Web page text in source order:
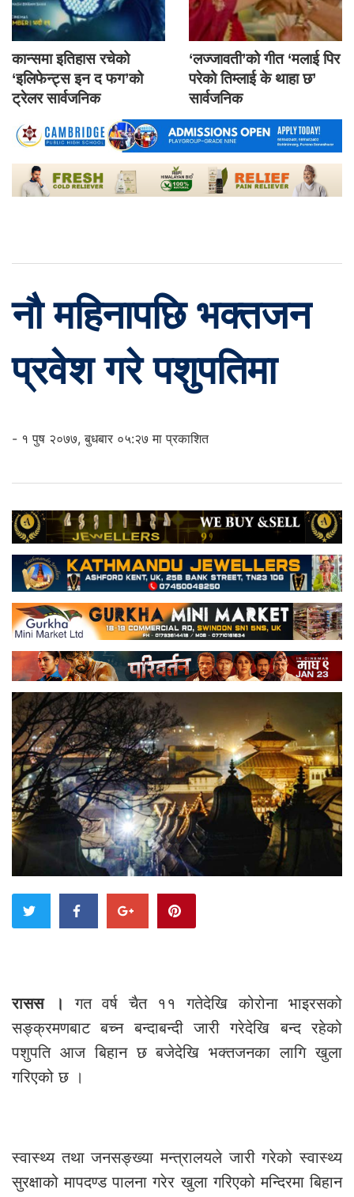
कान्समा इतिहास रचेको
‘इलिफेन्ट्स इन द फग’को
ट्रेलर सार्वजनिक
‘लज्जावती’को गीत ‘मलाई पिर
परेको तिम्लाई के थाहा छ’
सार्वजनिक
नौ महिनापछि भक्तजन
प्रवेश गरे पशुपतिमा
- १ पुष २०७७, बुधबार ०५:२७ मा प्रकाशित
रासस ।गत वर्ष चैत ११ गतेदेखि कोरोना भाइरसको
सङ्क्रमणबाट बच्न बन्दाबन्दी जारी गरेदेखि बन्द रहेको
पशुपति आज बिहान छ बजेदेखि भक्तजनका लागि खुला
गरिएको छ ।
स्वास्थ्य तथा जनसङ्ख्या मन्त्रालयले जारी गरेको स्वास्थ्य
सुरक्षाको मापदण्ड पालना गरेर खुला गरिएको मन्दिरमा बिहान